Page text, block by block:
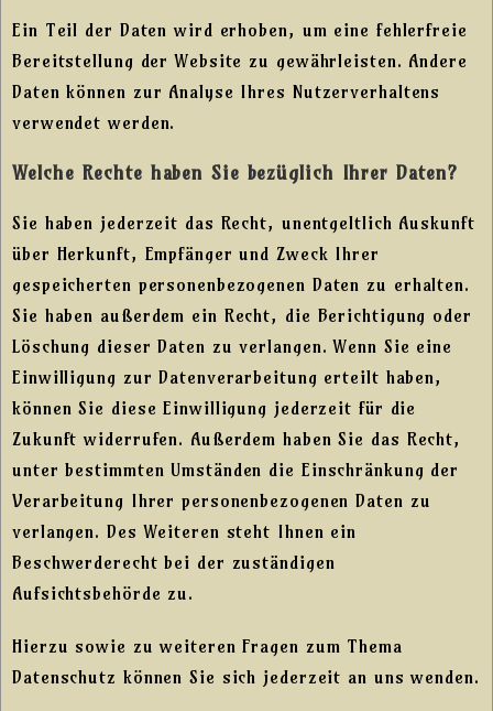
Ein Teil der Daten wird erhoben, um eine fehlerfreie
Bereitstellung der Website zu gewährleisten. Andere
Daten können zur Analyse Ihres Nutzerverhaltens
verwendet werden.
Welche Rechte haben Sie bezüglich Ihrer Daten?
Sie haben jederzeit das Recht, unentgeltlich Auskunft
über Herkunft, Empfänger und Zweck Ihrer
gespeicherten personenbezogenen Daten zu erhalten.
Sie haben außerdem ein Recht, die Berichtigung oder
Löschung dieser Daten zu verlangen. Wenn Sie eine
Einwilligung zur Datenverarbeitung erteilt haben,
können Sie diese Einwilligung jederzeit für die
Zukunft widerrufen. Außerdem haben Sie das Recht,
unter bestimmten Umständen die Einschränkung der
Verarbeitung Ihrer personenbezogenen Daten zu
verlangen. Des Weiteren steht Ihnen ein
Beschwerderecht bei der zuständigen
Aufsichtsbehörde zu.
Hierzu sowie zu weiteren Fragen zum Thema
Datenschutz können Sie sich jederzeit an uns wenden.